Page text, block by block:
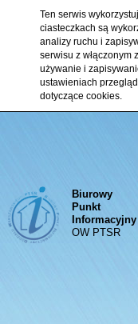
Ten serwis
ciasteczkach są
analizy ruchu i
serwisu z włączonym
używanie i
ustawieniach
dotyczące cookies.
Biurowy
Punkt
Informacyjny
OW PTSR